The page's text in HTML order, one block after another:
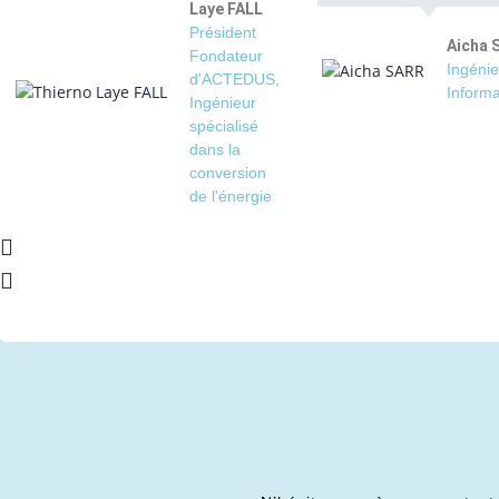
Laye FALL
Président
Fondateur
d'ACTEDUS,
Ingénieur
spécialisé
dans la
conversion
de l'énergie
Aicha